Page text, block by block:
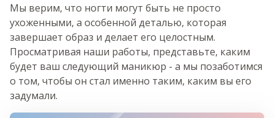
Мы верим, что ногти могут быть не просто
ухоженными, а особенной деталью, которая
завершает образ и делает его целостным.
Просматривая наши работы, представьте, каким
будет ваш следующий маникюр - а мы позаботимся
о том, чтобы он стал именно таким, каким вы его
задумали.